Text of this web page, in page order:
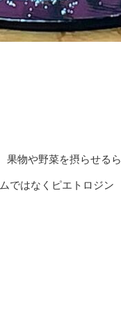
果物や野菜を摂らせるら
ではなくピエトロジン